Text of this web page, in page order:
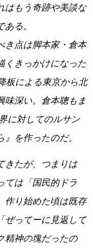
はもう奇跡や美談な
る。
き点は脚本家・倉本
くきっかけになった
板による東京から北
味深い。倉本聰もま
に対してのルサン
を作ったのだ。
きたが、つまりは
ては「国民的ドラ
作り始めた頃は既存
ぜってーに見返して
精神の塊だったの